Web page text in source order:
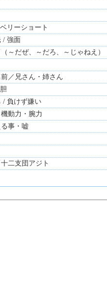
リーショート
/ 強面
～だぜ、～だろ、～じゃねえ）
／兄さん・姉さん
/ 負けず嫌い
動力・腕力
事・嘘
二支団アジト